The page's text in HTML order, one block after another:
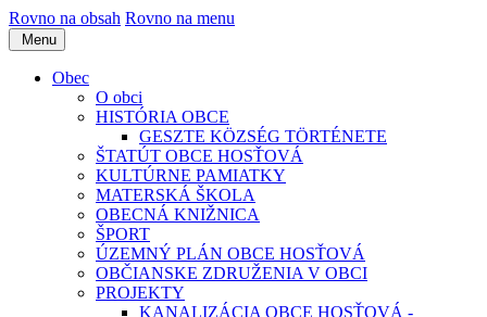
Rovno na obsah Rovno na menu
Menu
Obec
O obci
HISTÓRIA OBCE
GESZTE KÖZSÉG TÖRTÉNETE
ŠTATÚT OBCE HOSŤOVÁ
KULTÚRNE PAMIATKY
MATERSKÁ ŠKOLA
OBECNÁ KNIŽNICA
ŠPORT
ÚZEMNÝ PLÁN OBCE HOSŤOVÁ
OBČIANSKE ZDRUŽENIA V OBCI
PROJEKTY
KANALIZÁCIA OBCE HOSŤOVÁ -